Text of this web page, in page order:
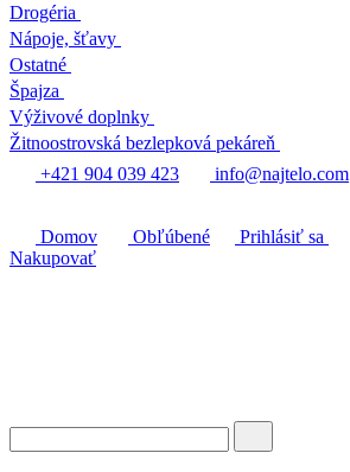
Drogéria
Nápoje, šťavy
Ostatné
Špajza
Výživové doplnky
Žitnoostrovská bezlepková pekáreň
+421 904 039 423
info@najtelo.com
Domov Obľúbené Prihlásiť sa
Nakupovať